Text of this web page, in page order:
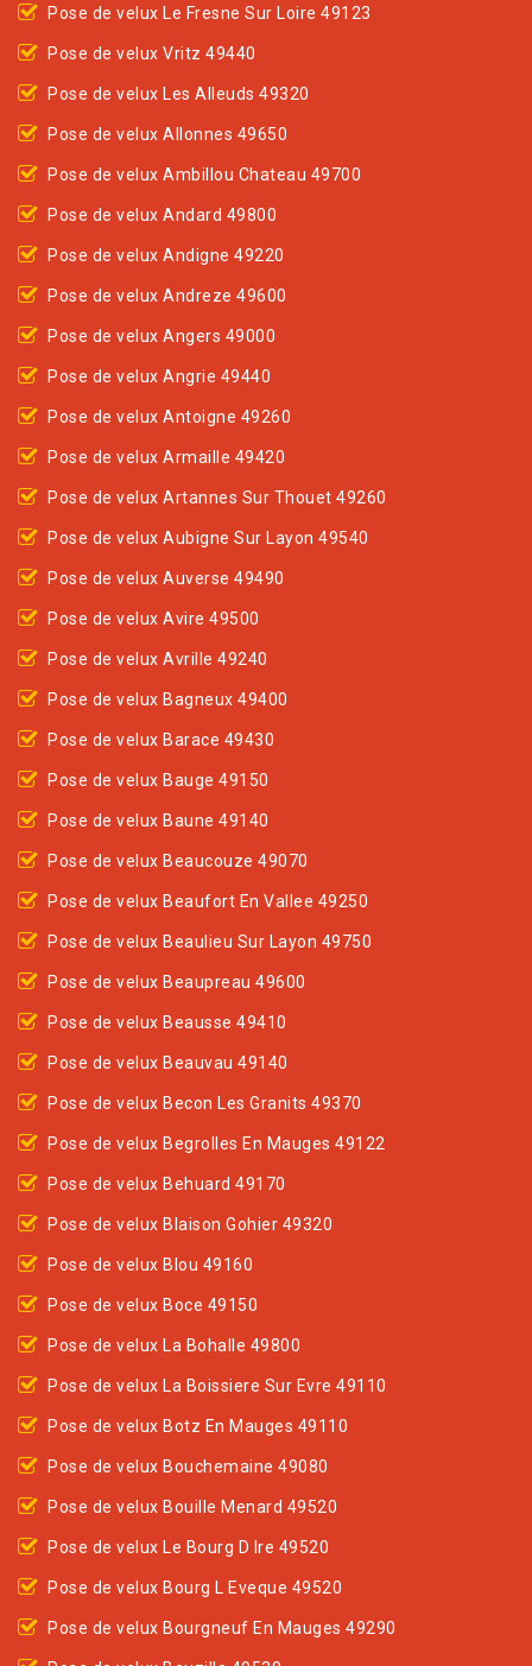
Pose de velux Le Fresne Sur Loire 49123
Pose de velux Vritz 49440
Pose de velux Les Alleuds 49320
Pose de velux Allonnes 49650
Pose de velux Ambillou Chateau 49700
Pose de velux Andard 49800
Pose de velux Andigne 49220
Pose de velux Andreze 49600
Pose de velux Angers 49000
Pose de velux Angrie 49440
Pose de velux Antoigne 49260
Pose de velux Armaille 49420
Pose de velux Artannes Sur Thouet 49260
Pose de velux Aubigne Sur Layon 49540
Pose de velux Auverse 49490
Pose de velux Avire 49500
Pose de velux Avrille 49240
Pose de velux Bagneux 49400
Pose de velux Barace 49430
Pose de velux Bauge 49150
Pose de velux Baune 49140
Pose de velux Beaucouze 49070
Pose de velux Beaufort En Vallee 49250
Pose de velux Beaulieu Sur Layon 49750
Pose de velux Beaupreau 49600
Pose de velux Beausse 49410
Pose de velux Beauvau 49140
Pose de velux Becon Les Granits 49370
Pose de velux Begrolles En Mauges 49122
Pose de velux Behuard 49170
Pose de velux Blaison Gohier 49320
Pose de velux Blou 49160
Pose de velux Boce 49150
Pose de velux La Bohalle 49800
Pose de velux La Boissiere Sur Evre 49110
Pose de velux Botz En Mauges 49110
Pose de velux Bouchemaine 49080
Pose de velux Bouille Menard 49520
Pose de velux Le Bourg D Ire 49520
Pose de velux Bourg L Eveque 49520
Pose de velux Bourgneuf En Mauges 49290